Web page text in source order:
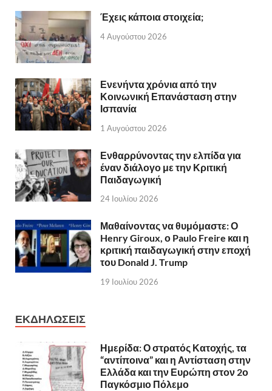
Έχεις κάποια στοιχεία;
4 Αυγούστου 2026
Ενενήντα χρόνια από την
Κοινωνική Επανάσταση στην
Ισπανία
1 Αυγούστου 2026
Ενθαρρύνοντας την ελπίδα για
έναν διάλογο με την Κριτική
Παιδαγωγική
24 Ιουλίου 2026
Μαθαίνοντας να θυμόμαστε: Ο
Henry Giroux, ο Paulo Freire και η
κριτική παιδαγωγική στην εποχή
του Donald J. Trump
19 Ιουλίου 2026
ΕΚΔΗΛΩΣΕΙΣ
Ημερίδα: Ο στρατός Κατοχής, τα
“αντίποινα” και η Αντίσταση στην
Ελλάδα και την Ευρώπη στον 2ο
Παγκόσμιο Πόλεμο